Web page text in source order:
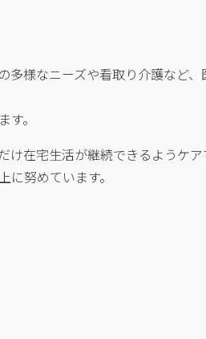
様なニーズや看取り介護など
。
け在宅生活が継続できるようケ
努めています。